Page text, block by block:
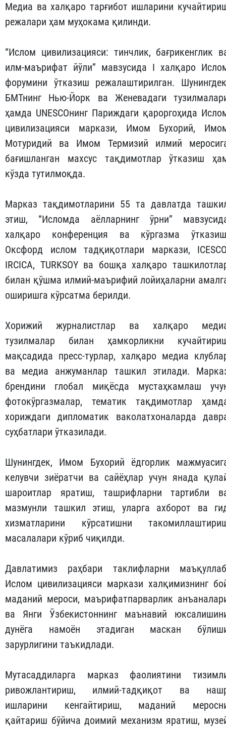
Медиа ва халқаро тарғибот ишларини
режалари ҳам муҳокама қилинди.
“Ислом цивилизацияси: тинчлик, бағрикенглик
илм-маърифат йўли” мавзусида I халқаро
форумини ўтказиш режалаштирилган.
БМТнинг Нью-Йорк ва Женевадаги
ҳамда UNESCОнинг Париждаги қароргоҳида
цивилизацияси маркази, Имом Бухорий,
Мотуридий ва Имом Термизий илмий
бағишланган махсус тақдимотлар ўтказиш
кўзда тутилмоқда.
Марказ тақдимотларини 55 та давлатда
этиш, “Исломда аёлларнинг ўрни”
халқаро конференция ва кўргазма
Оксфорд ислом тадқиқотлари маркази,
IRCICA, TURKSOY ва бошқа халқаро
билан қўшма илмий-маърифий лойиҳаларни
оширишга кўрсатма берилди.
Хорижий журналистлар ва халқаро
тузилмалар билан ҳамкорликни
мақсадида пресс-турлар, халқаро медиа
ва медиа анжуманлар ташкил этилади.
брендини глобал миқёсда мустаҳкамлаш
фотокўргазмалар, тематик тақдимотлар
хориждаги дипломатик ваколатхоналарда
суҳбатлари ўтказилади.
Шунингдек, Имом Бухорий ёдгорлик
келувчи зиёратчи ва сайёҳлар учун янада
шароитлар яратиш, ташрифларни тартибли
мазмунли ташкил этиш, уларга ахборот ва
хизматларини кўрсатишни
масалалари кўриб чиқилди.
Давлатимиз раҳбари таклифларни
Ислом цивилизацияси маркази халқимизнинг
маданий мероси, маърифатпарварлик
ва Янги Ўзбекистоннинг маънавий
дунёга намоён этадиган маскан
зарурлигини таъкидлади.
Мутасаддиларга марказ фаолиятини
ривожлантириш, илмий-тадқиқот ва
ишларини кенгайтириш, маданий
қайтариш бўйича доимий механизм яратиш,